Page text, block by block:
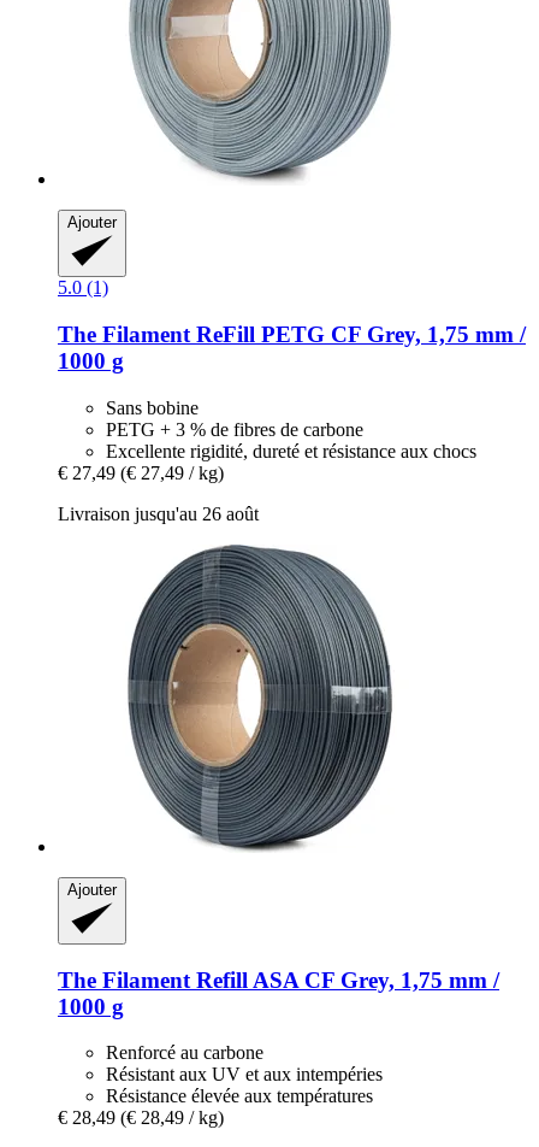
Ajouter
5.0 (1)
The Filament ReFill PETG CF Grey, 1,75 mm /
1000 g
Sans bobine
PETG + 3 % de fibres de carbone
Excellente rigidité, dureté et résistance aux chocs
€ 27,49 (€ 27,49 / kg)
Livraison jusqu'au 26 août
Ajouter
The Filament Refill ASA CF Grey, 1,75 mm /
1000 g
Renforcé au carbone
Résistant aux UV et aux intempéries
Résistance élevée aux températures
€ 28,49 (€ 28,49 / kg)